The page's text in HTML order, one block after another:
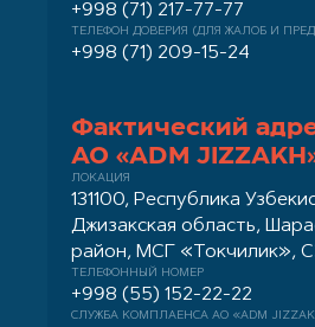
+998 (71) 217-77-77
ТЕЛЕФОН ДОВЕРИЯ (ДЛЯ ЖАЛОБ И
+998 (71) 209-15-24
Фактический
АО «ADM
ЛОКАЦИЯ
131100, Республика
Джизакская область,
район, МСГ «Токчилик»,
ТЕЛЕФОННЫЙ НОМЕР
+998 (55) 152-22-22
СЛУЖБА КОМПЛАЕНСА АО «ADM